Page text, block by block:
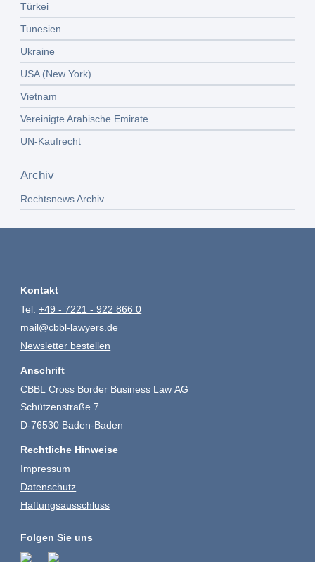
Türkei
Tunesien
Ukraine
USA (New York)
Vietnam
Vereinigte Arabische Emirate
UN-Kaufrecht
Archiv
Rechtsnews Archiv
Kontakt
Tel.+49 - 7221 - 922 866 0
mail@cbbl-lawyers.de
Newsletter bestellen
Anschrift
CBBL Cross Border Business Law AG
Schützenstraße 7
D-76530 Baden-Baden
Rechtliche Hinweise
Impressum
Datenschutz
Haftungsausschluss
Folgen Sie uns